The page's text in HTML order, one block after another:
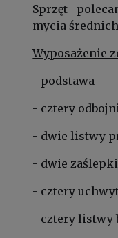
Sprzęt
mycia
Wyposażenie
- podstawa
- cztery
- dwie listwy
- dwie
- cztery
- cztery listwy